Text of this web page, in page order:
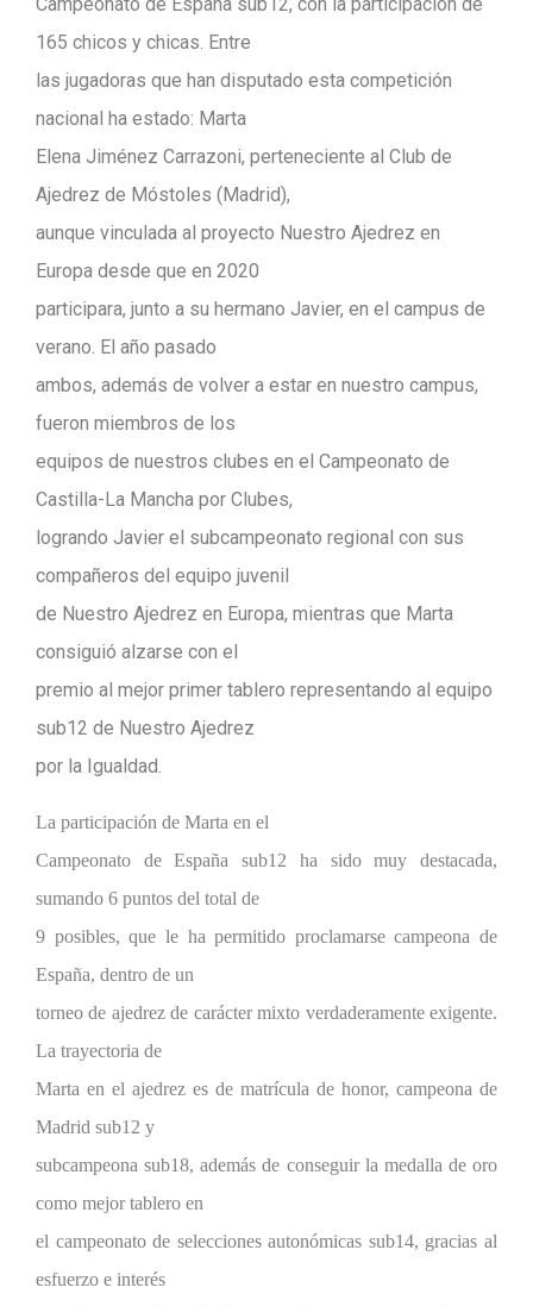
165 chicos y chicas. Entre
las jugadoras que han disputado esta competición
nacional ha estado: Marta
Elena Jiménez Carrazoni, perteneciente al Club de
Ajedrez de Móstoles (Madrid),
aunque vinculada al proyecto Nuestro Ajedrez en
Europa desde que en 2020
participara, junto a su hermano Javier, en el campus de
verano. El año pasado
ambos, además de volver a estar en nuestro campus,
fueron miembros de los
equipos de nuestros clubes en el Campeonato de
Castilla-La Mancha por Clubes,
logrando Javier el subcampeonato regional con sus
compañeros del equipo juvenil
de Nuestro Ajedrez en Europa, mientras que Marta
consiguió alzarse con el
premio al mejor primer tablero representando al equipo
sub12 de Nuestro Ajedrez
por la Igualdad.
La participación de Marta en el
Campeonato de España sub12 ha sido muy destacada,
sumando 6 puntos del total de
9 posibles, que le ha permitido proclamarse campeona de
España, dentro de un
torneo de ajedrez de carácter mixto verdaderamente exigente.
La trayectoria de
Marta en el ajedrez es de matrícula de honor, campeona de
Madrid sub12 y
subcampeona sub18, además de conseguir la medalla de oro
como mejor tablero en
el campeonato de selecciones autonómicas sub14, gracias al
esfuerzo e interés